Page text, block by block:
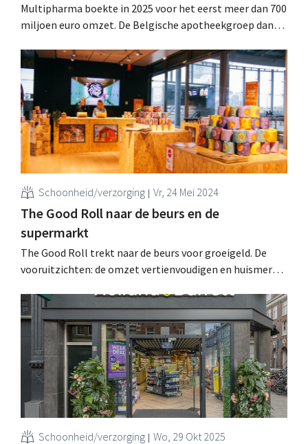
Multipharma boekte in 2025 voor het eerst meer dan 700
miljoen euro omzet. De Belgische apotheekgroep dankt
van Goed, die het netwerk van 243 naar 321 apotheken
liet groeien. .
Schoonheid/verzorging Vr, 24 Mei 2024
The Good Roll naar de beurs en de
supermarkt
The Good Roll trekt naar de beurs voor groeigeld. De
vooruitzichten: de omzet vertienvoudigen en huismerk
Schoonheid/verzorging Wo, 29 Okt 2025